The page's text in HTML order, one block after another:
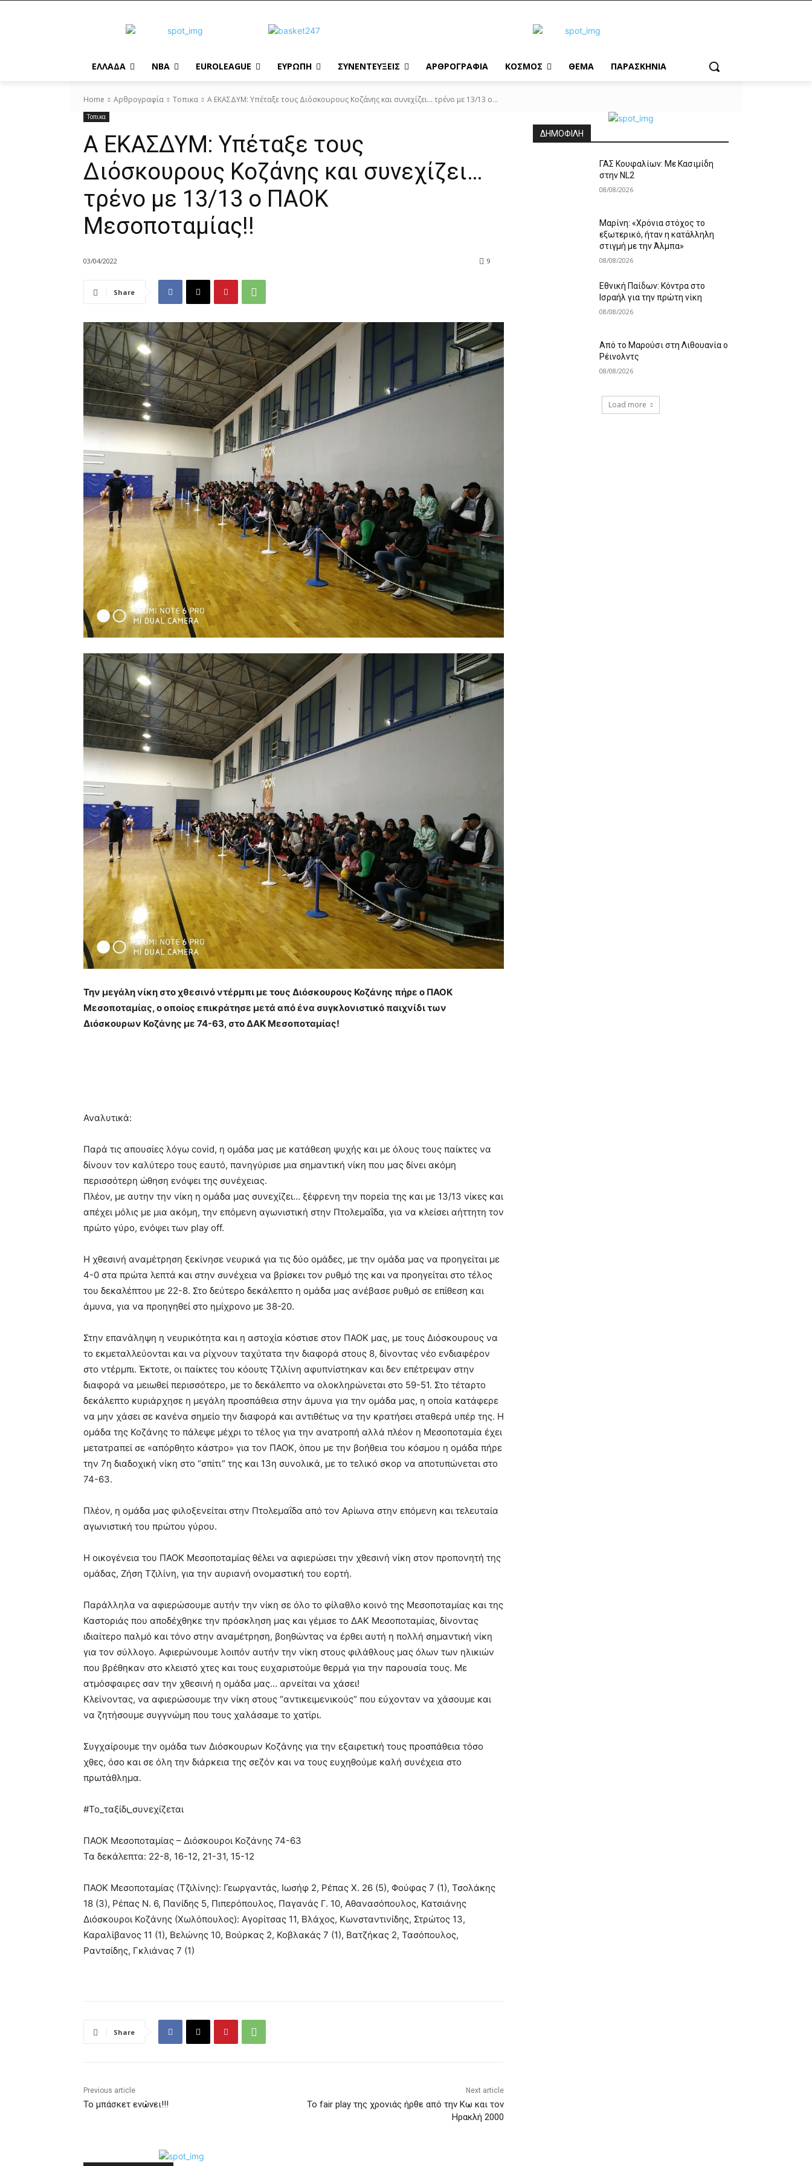
EΛΛΑΔΑ NBA ΕUROLEAGUE ΕΥΡΩΠΗ ΣΥΝΕΝΤΕΥΞΕΙΣ ΑΡΘΡΟΓΡΑΦΙΑ ΚΟΣΜΟΣ ΘΕΜΑ ΠΑΡΑΣΚΗΝΙΑ
Home Αρθρογραφία Τοπικα Α ΕΚΑΣΔΥΜ: Υπέταξε τους Διόσκουρους Κοζάνης και συνεχίζει... τρένο με 13/13 ο...
Τοπικα
Α ΕΚΑΣΔΥΜ: Υπέταξε τους
Διόσκουρους Κοζάνης και συνεχίζει…
τρένο με 13/13 ο ΠΑΟΚ
Μεσοποταμίας!!
03/04/2022 9
Share
Την μεγάλη νίκη στο χθεσινό ντέρμπι με τους Διόσκουρους Κοζάνης πήρε ο ΠΑΟΚ
Μεσοποταμίας, ο οποίος επικράτησε μετά από ένα συγκλονιστικό παιχνίδι των
Διόσκουρων Κοζάνης με 74-63, στο ΔΑΚ Μεσοποταμίας!
Αναλυτικά:
Παρά τις απουσίες λόγω covid, η ομάδα μας με κατάθεση ψυχής και με όλους τους παίκτες να
δίνουν τον καλύτερο τους εαυτό, πανηγύρισε μια σημαντική νίκη που μας δίνει ακόμη
περισσότερη ώθηση ενόψει της συνέχειας.
Πλέον, με αυτην την νίκη η ομάδα μας συνεχίζει… ξέφρενη την πορεία της και με 13/13 νίκες και
απέχει μόλις με μια ακόμη, την επόμενη αγωνιστική στην Πτολεμαΐδα, για να κλείσει αήττητη τον
πρώτο γύρο, ενόψει των play off.
Η χθεσινή αναμέτρηση ξεκίνησε νευρικά για τις δύο ομάδες, με την ομάδα μας να προηγείται με
4-0 στα πρώτα λεπτά και στην συνέχεια να βρίσκει τον ρυθμό της και να προηγείται στο τέλος
του δεκαλέπτου με 22-8. Στο δεύτερο δεκάλεπτο η ομάδα μας ανέβασε ρυθμό σε επίθεση και
άμυνα, για να προηγηθεί στο ημίχρονο με 38-20.
Στην επανάληψη η νευρικότητα και η αστοχία κόστισε στον ΠΑΟΚ μας, με τους Διόσκουρους να
το εκμεταλλεύονται και να ρίχνουν ταχύτατα την διαφορά στους 8, δίνοντας νέο ενδιαφέρον
στο ντέρμπι. Έκτοτε, οι παίκτες του κόουτς Τζιλίνη αφυπνίστηκαν και δεν επέτρεψαν στην
διαφορά να μειωθεί περισσότερο, με το δεκάλεπτο να ολοκληρώνεται στο 59-51. Στο τέταρτο
δεκάλεπτο κυριάρχησε η μεγάλη προσπάθεια στην άμυνα για την ομάδα μας, η οποία κατάφερε
να μην χάσει σε κανένα σημείο την διαφορά και αντιθέτως να την κρατήσει σταθερά υπέρ της. Η
ομάδα της Κοζάνης το πάλεψε μέχρι το τέλος για την ανατροπή αλλά πλέον η Μεσοποταμία έχει
μετατραπεί σε «απόρθητο κάστρο» για τον ΠΑΟΚ, όπου με την βοήθεια του κόσμου η ομάδα πήρε
την 7η διαδοχική νίκη στο “σπίτι” της και 13η συνολικά, με το τελικό σκορ να αποτυπώνεται στο
74-63.
Πλέον, η ομάδα μας φιλοξενείται στην Πτολεμαΐδα από τον Αρίωνα στην επόμενη και τελευταία
αγωνιστική του πρώτου γύρου.
Η οικογένεια του ΠΑΟΚ Μεσοποταμίας θέλει να αφιερώσει την χθεσινή νίκη στον προπονητή της
ομάδας, Ζήση Τζιλίνη, για την αυριανή ονομαστική του εορτή.
Παράλληλα να αφιερώσουμε αυτήν την νίκη σε όλο το φίλαθλο κοινό της Μεσοποταμίας και της
Καστοριάς που αποδέχθηκε την πρόσκληση μας και γέμισε το ΔΑΚ Μεσοποταμίας, δίνοντας
ιδιαίτερο παλμό και τόνο στην αναμέτρηση, βοηθώντας να έρθει αυτή η πολλή σημαντική νίκη
για τον σύλλογο. Αφιερώνουμε λοιπόν αυτήν την νίκη στους φιλάθλους μας όλων των ηλικιών
που βρέθηκαν στο κλειστό χτες και τους ευχαριστούμε θερμά για την παρουσία τους. Με
ατμόσφαιρες σαν την χθεσινή η ομάδα μας… αρνείται να χάσει!
Κλείνοντας, να αφιερώσουμε την νίκη στους “αντικειμενικούς” που εύχονταν να χάσουμε και
να ζητήσουμε συγγνώμη που τους χαλάσαμε το χατίρι.
Συγχαίρουμε την ομάδα των Διόσκουρων Κοζάνης για την εξαιρετική τους προσπάθεια τόσο
χθες, όσο και σε όλη την διάρκεια της σεζόν και να τους ευχηθούμε καλή συνέχεια στο
πρωτάθλημα.
#Το_ταξίδι_συνεχίζεται
ΠΑΟΚ Μεσοποταμίας – Διόσκουροι Κοζάνης 74-63
Τα δεκάλεπτα: 22-8, 16-12, 21-31, 15-12
ΠΑΟΚ Μεσοποταμίας (Τζιλίνης): Γεωργαντάς, Ιωσήφ 2, Ρέπας Χ. 26 (5), Φούφας 7 (1), Τσολάκης
18 (3), Ρέπας Ν. 6, Πανίδης 5, Πιπερόπουλος, Παγανάς Γ. 10, Αθανασόπουλος, Κατσιάνης
Διόσκουροι Κοζάνης (Χωλόπουλος): Αγορίτσας 11, Βλάχος, Κωνσταντινίδης, Στρώτος 13,
Καραλίβανος 11 (1), Βελώνης 10, Βούρκας 2, Κοβλακάς 7 (1), Βατζήκας 2, Τασόπουλος,
Ραντσίδης, Γκλιάνας 7 (1)
Share
Previous article
To μπάσκετ ενώνει!!!
Next article
Το fair play της χρονιάς ήρθε από την Κω και τον
Ηρακλή 2000
ΔΗΜΟΦΙΛΗ
ΓΑΣ Κουφαλίων: Με Κασιμίδη
στην NL2
08/08/2026
Μαρίνη: «Χρόνια στόχος το
εξωτερικό, ήταν η κατάλληλη
στιγμή με την Άλμπα»
08/08/2026
Εθνική Παίδων: Κόντρα στο
Ισραήλ για την πρώτη νίκη
08/08/2026
Από το Μαρούσι στη Λιθουανία ο
Ρέινολντς
08/08/2026
Load more